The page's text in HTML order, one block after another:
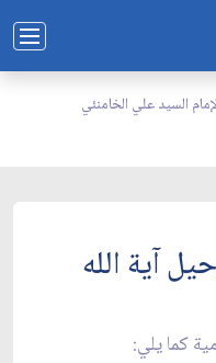
السيد علي الخامنئي
آية الله
كما يلي: